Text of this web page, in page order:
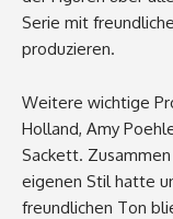
Serie mit
produzieren.
Weitere wichtige
Holland, Amy
Sackett.
eigenen Stil hatte
freundlichen Ton